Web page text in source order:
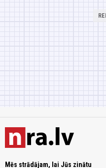
Mēs strādājam, lai Jūs zinātu